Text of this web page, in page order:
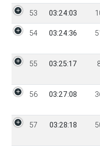
53 03:24:03
54 03:24:36
55 03:25:17
56 03:27:08
57 03:28:18